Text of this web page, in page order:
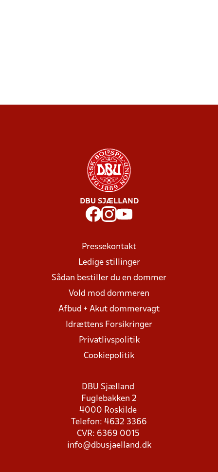
DBU SJÆLLAND
Pressekontakt
Ledige stillinger
Sådan bestiller du en dommer
Vold mod dommeren
Afbud + Akut dommervagt
Idrættens Forsikringer
Privatlivspolitik
Cookiepolitik
DBU Sjælland
Fuglebakken 2
4000 Roskilde
Telefon: 4632 3366
CVR: 6369 0015
info@dbusjaelland.dk